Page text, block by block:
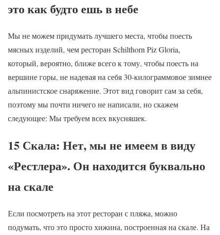
это как будто ешь в небе
Мы не можем придумать лучшего места, чтобы поесть
мясных изделий, чем ресторан Schilthorn Piz Gloria,
который, вероятно, ближе всего к тому, чтобы поесть на
вершине горы, не надевая на себя 30-килограммовое зимнее
альпинистское снаряжение. Этот вид говорит сам за себя,
поэтому мы почти ничего не написали, но скажем
следующее: Мы требуем всех вкусняшек.
15 Скала: Нет, мы не имеем в виду
«Рестлера». Он находится буквально
на скале
Если посмотреть на этот ресторан с пляжа, можно
подумать, что это просто хижина, построенная на скале. На